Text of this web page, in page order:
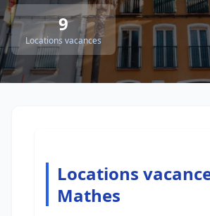
9
Locations vacances
Locations
Mathes